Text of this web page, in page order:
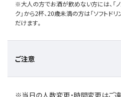
※大人の方でお酒が飲めない方には、「ノ
ク」から2杯、20歳未満の方は「ソフトド
だけます。
ご注意